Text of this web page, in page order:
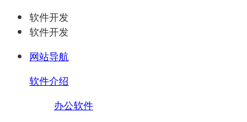
软件开发
软件开发
网站导航
软件介绍
办公软件